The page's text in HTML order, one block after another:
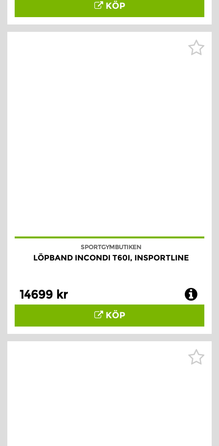
KÖP
SPORTGYMBUTIKEN
LÖPBAND INCONDI T60I, INSPORTLINE
14699 kr
KÖP